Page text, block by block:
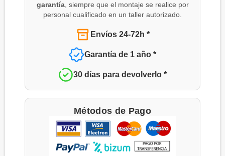
garantía, siempre que el montaje se realice por
personal cualificado en un taller autorizado.
Envíos 24-72h *
Garantía de 1 año *
30 días para devolverlo *
Métodos de Pago